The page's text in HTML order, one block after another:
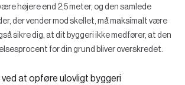
højere end 2,5 meter, og den samlede
der vender mod skellet, må maksimalt være
sikre dig, at dit byggeri ikke medfører, at den
for din grund bliver overskredet.
ved at opføre ulovligt byggeri